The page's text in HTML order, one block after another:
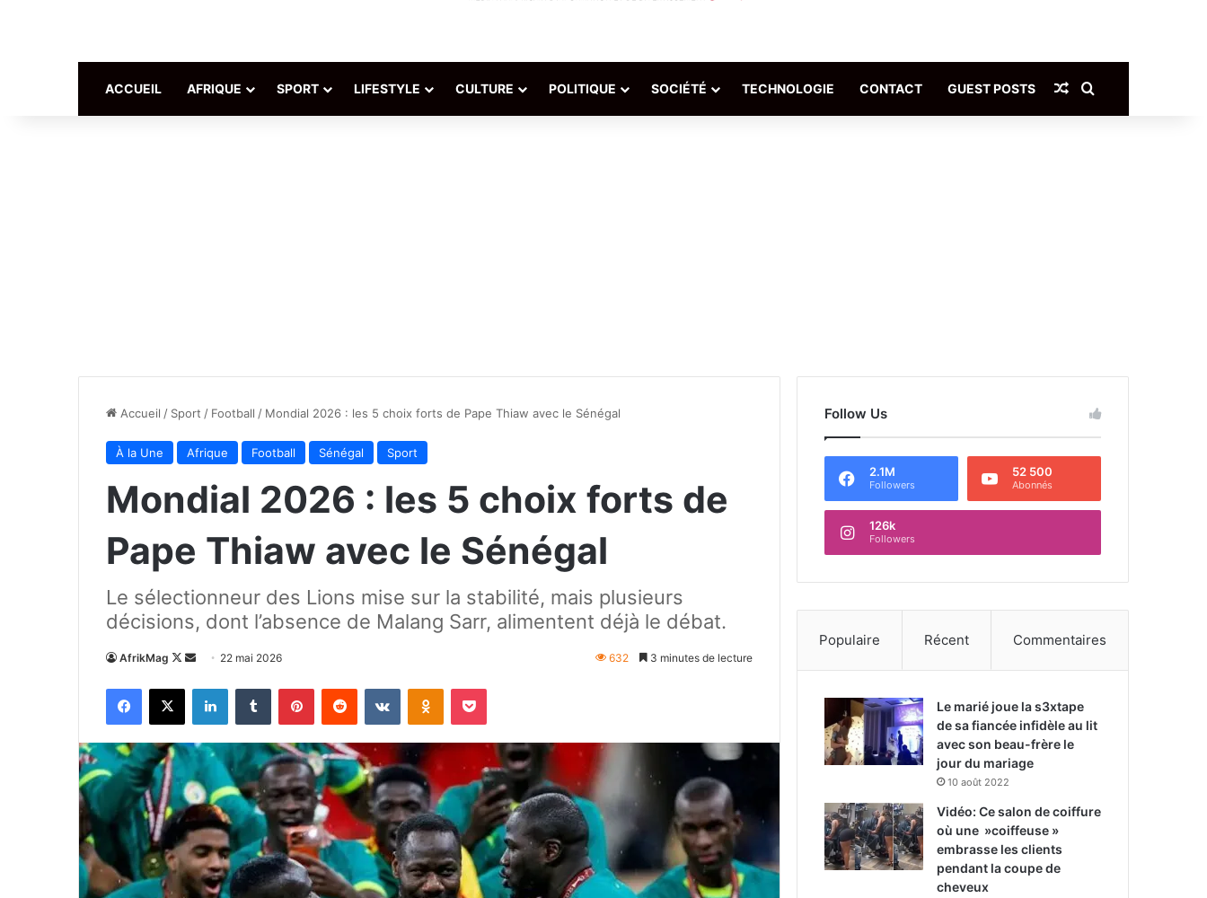
ACCUEIL AFRIQUE SPORT LIFESTYLE CULTURE POLITIQUE SOCIÉTÉ TECHNOLOGIE CONTACT GUEST POSTS Article Aléatoire
Accueil / Sport / Football / Mondial 2026 : les 5 choix forts de Pape Thiaw avec le Sénégal
À la Une Afrique Football Sénégal Sport
Mondial 2026 : les 5 choix forts de
Pape Thiaw avec le Sénégal
Le sélectionneur des Lions mise sur la stabilité, mais plusieurs
décisions, dont l’absence de Malang Sarr, alimentent déjà le débat.
AfrikMag
Follow
Envoyer
courriel
22 mai 2026 632 3 minutes de lecture
Facebook
X LinkedinTumblr PinterestReddit VKontakteOdnoklassniki
Pocket
Follow Us
2.1M
Followers
52 500
Abonnés
126k
Followers
Populaire Récent Commentaires
Le marié joue la s3xtape
de sa fiancée infidèle au lit
avec son beau-frère le
jour du mariage
10 août 2022
Vidéo: Ce salon de coiffure
où une »coiffeuse »
embrasse les clients
pendant la coupe de
cheveux